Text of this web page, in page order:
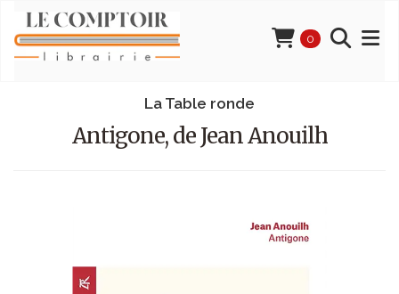
0
La Table ronde
Antigone, de Jean Anouilh